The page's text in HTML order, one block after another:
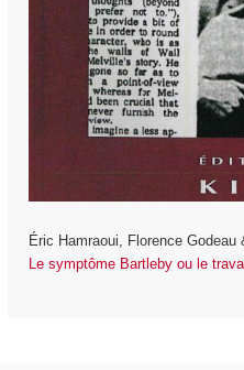
Éric Hamraoui, Florence Godeau
Le symptôme Bartleby ou le